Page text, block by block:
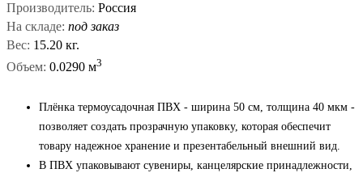
Производитель: Россия
На складе: под заказ
Вес: 15.20 кг.
Объем: 0.0290 м3
Плёнка термоусадочная ПВХ - ширина 50 см, толщина 40 мкм -
позволяет создать прозрачную упаковку, которая обеспечит
товару надежное хранение и презентабельный внешний вид.
В ПВХ упаковывают сувениры, канцелярские принадлежности,